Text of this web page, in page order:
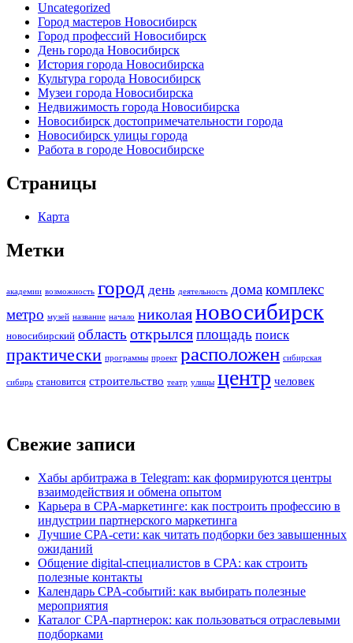
Uncategorized
Город мастеров Новосибирск
Город профессий Новосибирск
День города Новосибирск
История города Новосибирска
Культура города Новосибирск
Музеи города Новосибирска
Недвижимость города Новосибирска
Новосибирск достопримечательности города
Новосибирск улицы города
Работа в городе Новосибирске
Страницы
Карта
Метки
академии возможность город день деятельность домакомплекс
метро музей название начало николаяновосибирск
новосибирский область открылсяплощадь поиск
практически программы проект расположен сибирская
сибирь становится строительство театр улицы центр человек
Свежие записи
Хабы арбитража в Telegram: как формируются центры
взаимодействия и обмена опытом
Карьера в CPA-маркетинге: как построить профессию в
индустрии партнерского маркетинга
Лучшие CPA-сети: как читать подборки без завышенных
ожиданий
Общение digital-специалистов в CPA: как строить
полезные контакты
Календарь CPA-событий: как выбирать полезные
мероприятия
Каталог CPA-партнерок: как пользоваться отраслевыми
подборками